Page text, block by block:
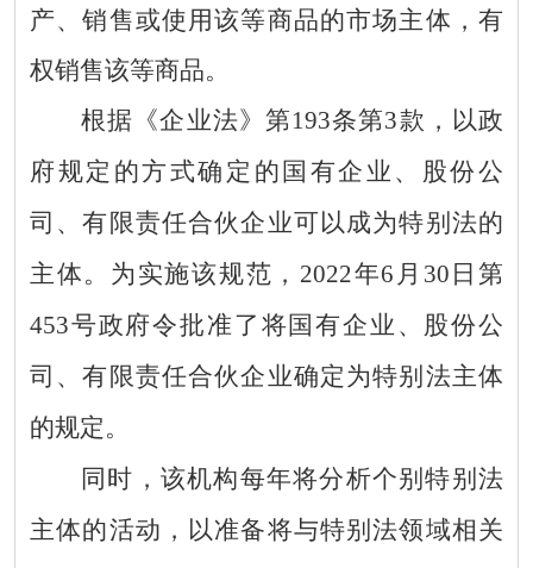
产、销售或使用该等商品的市场主体，有
权销售该等商品。
根据《企业法》第193条第3款，以政
府规定的方式确定的国有企业、股份公
司、有限责任合伙企业可以成为特别法的
主体。为实施该规范， 2022年6 月 30 日第
453号政府令批准了将国有企业、股份公
司、有限责任合伙企业确定为特别法主体
的规定。
同时，该机构每年将分析个别特别法
主体的活动，以准备将与特别法领域相关